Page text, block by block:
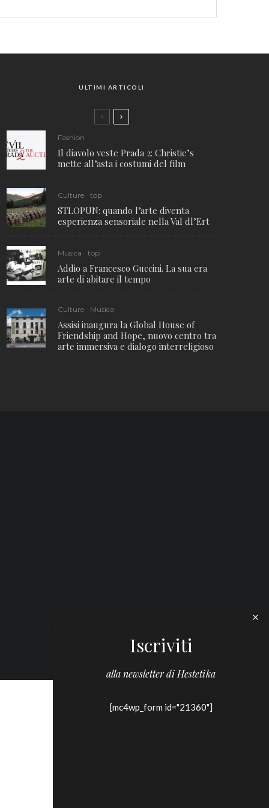
ULTIMI ARTICOLI
Fashion
Il diavolo veste Prada 2: Christie’s
mette all’asta i costumi del film
Culture top
STLOPUN: quando l’arte diventa
esperienza sensoriale nella Val dl’Ert
Musica top
Addio a Francesco Guccini. La sua era
arte di abitare il tempo
Culture Musica
Assisi inaugura la Global House of
Friendship and Hope, nuovo centro tra
arte immersiva e dialogo interreligioso
Iscriviti
alla newsletter di Hestetika
[mc4wp_form id="21360"]